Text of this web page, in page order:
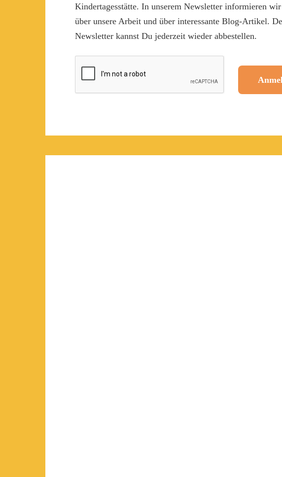
Kindertagesstätte. In unserem Newsletter informieren
über unsere Arbeit und über interessante Blog-Artikel.
Newsletter kannst Du jederzeit wieder abbestellen.